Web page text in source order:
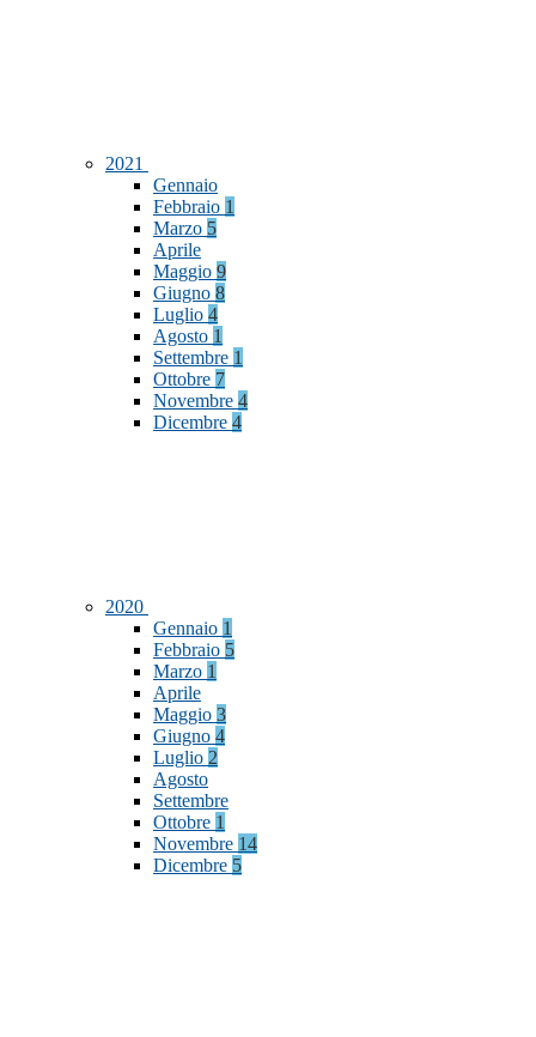
2021
Gennaio
Febbraio 1
Marzo 5
Aprile
Maggio 9
Giugno 8
Luglio 4
Agosto 1
Settembre 1
Ottobre 7
Novembre 4
Dicembre 4
2020
Gennaio 1
Febbraio 5
Marzo 1
Aprile
Maggio 3
Giugno 4
Luglio 2
Agosto
Settembre
Ottobre 1
Novembre 14
Dicembre 5